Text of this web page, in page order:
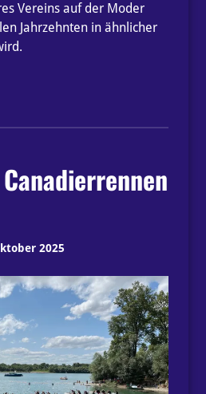
Vereins auf der Moder
Jahrzehnten in ähnlicher
2025